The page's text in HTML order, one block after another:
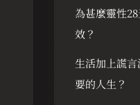
字
:
為甚麼靈性
效？
生活加上謊
要的人生？